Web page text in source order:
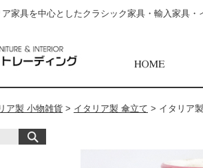
家具を中心としたクラシック家具・輸入家具
ア製 小物雑貨 > イタリア製 傘立て > イタリア